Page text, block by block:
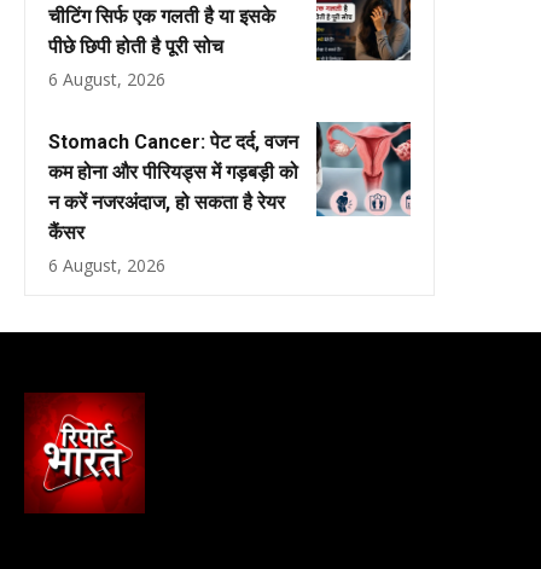
चीटिंग सिर्फ एक गलती है या इसके
पीछे छिपी होती है पूरी सोच
6 August, 2026
Stomach Cancer: पेट दर्द, वजन
कम होना और पीरियड्स में गड़बड़ी को
न करें नजरअंदाज, हो सकता है रेयर
कैंसर
6 August, 2026